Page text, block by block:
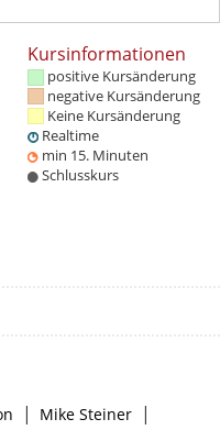
Kursinformationen
positive Kursänderung
negative Kursänderung
Keine Kursänderung
Realtime
min 15. Minuten
Schlusskurs
| Mike Steiner |